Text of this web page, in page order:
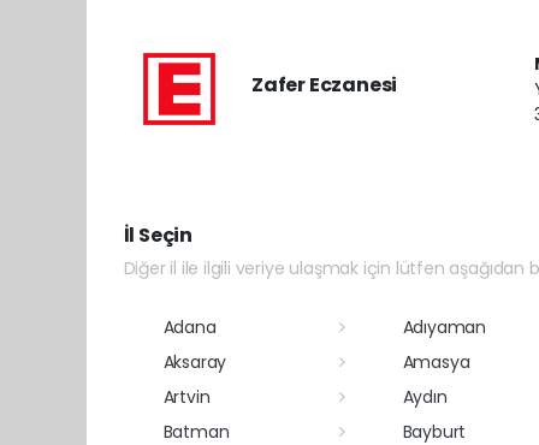
Zafer Eczanesi
İl Seçin
Diğer il ile ilgili veriye ulaşmak için lütfen aşağıdan
Adana
Adıyaman
Aksaray
Amasya
Artvin
Aydın
Batman
Bayburt